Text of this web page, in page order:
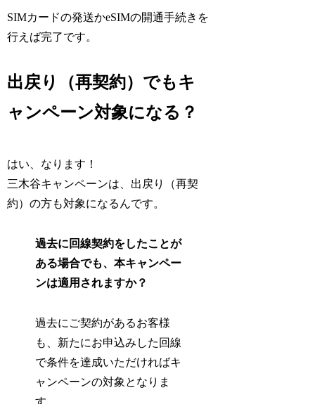
SIMカードの発送かeSIMの開通手続きを
行えば完了です。
出戻り（再契約）でもキ
ャンペーン対象になる？
はい、なります！
三木谷キャンペーンは、出戻り（再契
約）の方も対象になるんです。
過去に回線契約をしたことが
ある場合でも、本キャンペー
ンは適用されますか？
過去にご契約があるお客様
も、新たにお申込みした回線
で条件を達成いただければキ
ャンペーンの対象となりま
す。